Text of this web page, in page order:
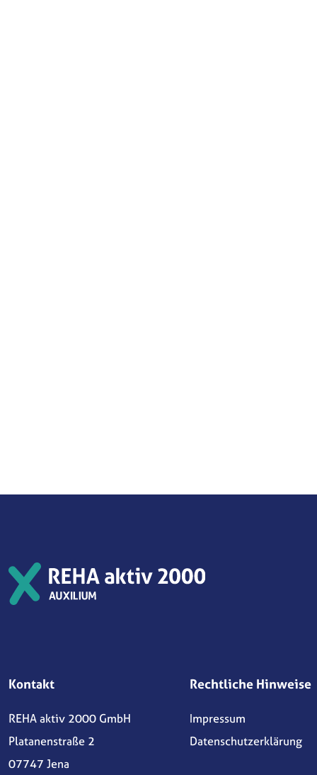
Kontakt
REHA aktiv 2000 GmbH
Platanenstraße 2
07747 Jena
Rechtliche Hinweise
Impressum
Datenschutzerklärung